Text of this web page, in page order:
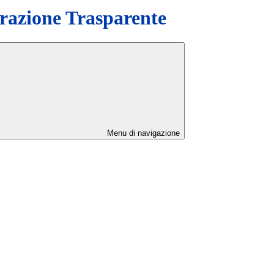
Trasparente
Menu di navigazione